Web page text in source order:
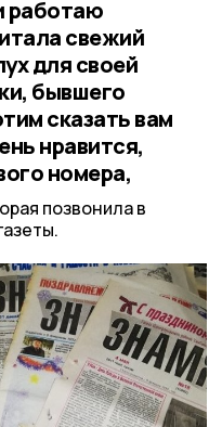
работаю
свежий
для своей
бывшего
сказать вам
нравится,
номера,
позвонила в